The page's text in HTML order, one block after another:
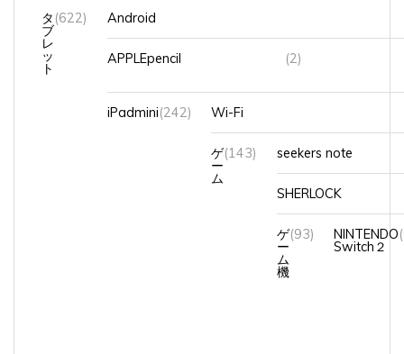
タ
ブ
レ
ッ
ト
(622) Android
APPLEpencil (2)
iPadmini (242) Wi-Fi
ゲ
ー
ム
(143) seekers note
SHERLOCK
ゲ
ー
ム
機
(93) NINTENDO
Switch２